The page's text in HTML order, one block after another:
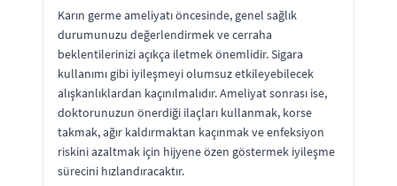
Karın germe ameliyatı öncesinde, genel sağlık
durumunuzu değerlendirmek ve cerraha
beklentilerinizi açıkça iletmek önemlidir. Sigara
kullanımı gibi iyileşmeyi olumsuz etkileyebilecek
alışkanlıklardan kaçınılmalıdır. Ameliyat sonrası ise,
doktorunuzun önerdiği ilaçları kullanmak, korse
takmak, ağır kaldırmaktan kaçınmak ve enfeksiyon
riskini azaltmak için hijyene özen göstermek iyileşme
sürecini hızlandıracaktır.